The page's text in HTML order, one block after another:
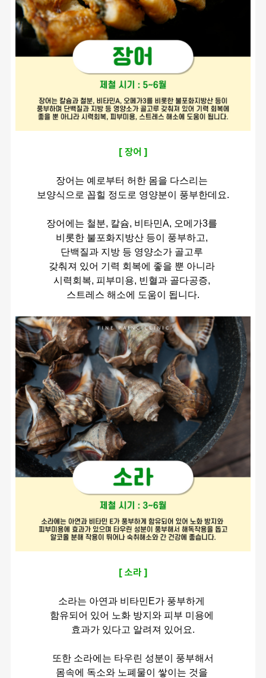
[ 장어 ]
장어는 예로부터 허한 몸을 다스리는
보양식으로 꼽힐 정도로 영양분이 풍부한데요.
장어에는 철분, 칼슘, 비타민A, 오메가3를
비롯한 불포화지방산 등이 풍부하고,
단백질과 지방 등 영양소가 골고루
갖춰져 있어 기력 회복에 좋을 뿐 아니라
시력회복, 피부미용, 빈혈과 골다공증,
스트레스 해소에 도움이 됩니다.
[ 소라 ]
소라는 아연과 비타민E가 풍부하게
함유되어 있어 노화 방지와 피부 미용에
효과가 있다고 알려져 있어요.
또한 소라에는 타우린 성분이 풍부해서
몸속에 독소와 노폐물이 쌓이는 것을